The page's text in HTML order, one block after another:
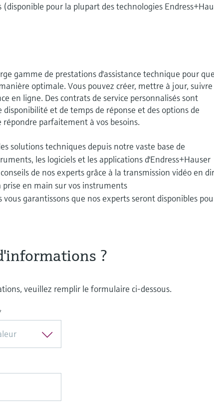
(disponible pour la plupart des technologies
gamme de prestations d'assistance technique pour
optimale. Vous pouvez créer, mettre à jour,
en ligne. Des contrats de service personnalisés sont
disponibilité et de temps de réponse et des options de
parfaitement à vos besoins.
solutions techniques depuis notre vaste base de
les logiciels et les applications d'Endress+Hauser
de nos experts grâce à la transmission vidéo en
prise en main sur vos instruments
garantissons que nos experts seront disponibles
?
veuillez remplir le formulaire ci-dessous.